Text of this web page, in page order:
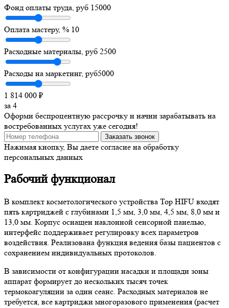
Фонд оплаты труда, руб 15000
Оплата мастеру, % 10
Расходные материалы, руб 2500
Расходы на маркетинг, руб5000
1 814 000 ₽
за 4
Оформи беспроцентную рассрочку и начни зарабатывать на
востребованных услугах уже сегодня!
Заказать звонок
Нажимая кнопку, Вы даете согласие на обработку
персональных данных
Рабочий функционал
В комплект косметологического устройства Top HIFU входят
пять картриджей с глубинами 1,5 мм, 3,0 мм, 4,5 мм, 8,0 мм и
13,0 мм. Корпус оснащен наклонной сенсорной панелью,
интерфейс поддерживает регулировку всех параметров
воздействия. Реализована функция ведения базы пациентов с
сохранением индивидуальных протоколов.
В зависимости от конфигурации насадки и площади зоны
аппарат формирует до нескольких тысяч точек
термокоагуляции за один сеанс. Расходных материалов не
требуется, все картриджи многоразового применения (расчет